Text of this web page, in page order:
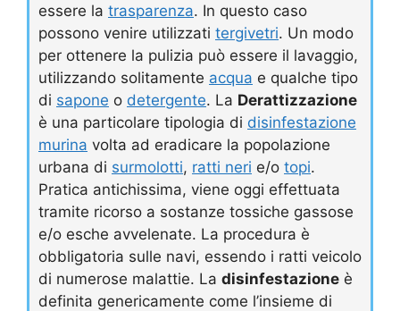
essere la trasparenza. In questo caso
possono venire utilizzati tergivetri. Un modo
per ottenere la pulizia può essere il lavaggio,
utilizzando solitamente acqua e qualche tipo
di sapone o detergente. La Derattizzazione
è una particolare tipologia di disinfestazione
murina volta ad eradicare la popolazione
urbana di surmolotti, ratti neri e/o topi.
Pratica antichissima, viene oggi effettuata
tramite ricorso a sostanze tossiche gassose
e/o esche avvelenate. La procedura è
obbligatoria sulle navi, essendo i ratti veicolo
di numerose malattie. La disinfestazione è
definita genericamente come l’insieme di